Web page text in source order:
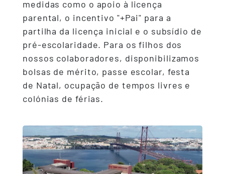
medidas como o apoio à licença
parental, o incentivo "+Pai" para a
partilha da licença inicial e o subsídio de
pré-escolaridade. Para os filhos dos
nossos colaboradores, disponibilizamos
bolsas de mérito, passe escolar, festa
de Natal, ocupação de tempos livres e
colónias de férias.